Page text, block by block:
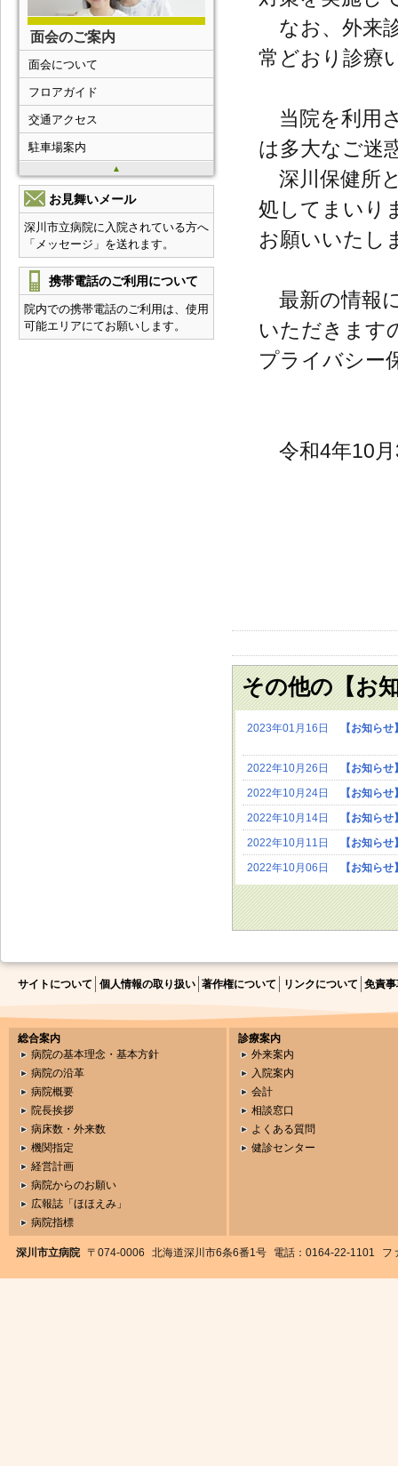
なお、外来
常どおり診療
当院を利用
は多大なご迷
深川保健所
処してまいり
お願いいたし
最新の情報
いただきます
プライバシー
令和4年10月
その他の【お
2023年01月16日 【お知らせ
2022年10月26日 【お知らせ
2022年10月24日 【お知らせ
2022年10月14日 【お知らせ
2022年10月11日 【お知らせ
2022年10月06日 【お知らせ
面会のご案内
▲
面会について
フロアガイド
交通アクセス
駐車場案内
お見舞いメール
深川市立病院に入院されている方へ
「メッセージ」を送れます。
携帯電話のご利用について
院内での携帯電話のご利用は、使用
可能エリアにてお願いします。
サイトについて 個人情報の取り扱い 著作権について リンクについて 免責
総合案内
病院の基本理念・基本方針
病院の沿革
病院概要
院長挨拶
病床数・外来数
機関指定
経営計画
病院からのお願い
広報誌「ほほえみ」
病院指標
診療案内
外来案内
入院案内
会計
相談窓口
よくある質問
健診センター
深川市立病院 〒074-0006 北海道深川市6条6番1号 電話：0164-22-1101 フ